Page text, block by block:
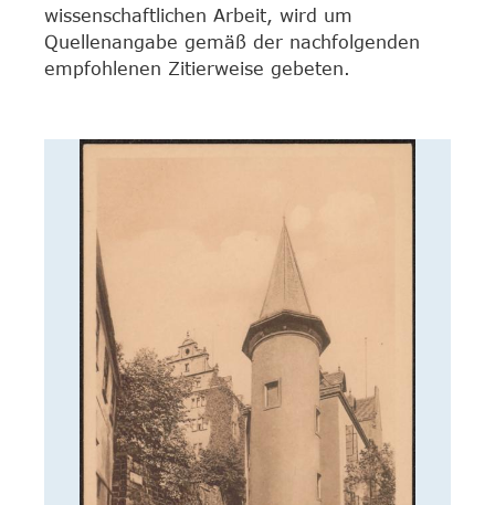
wissenschaftlichen Arbeit, wird um
Quellenangabe gemäß der nachfolgenden
empfohlenen Zitierweise gebeten.